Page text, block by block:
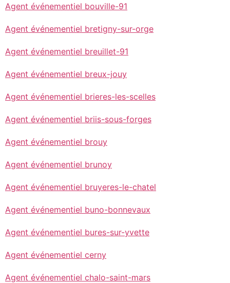
Agent événementiel bouville-91
Agent événementiel bretigny-sur-orge
Agent événementiel breuillet-91
Agent événementiel breux-jouy
Agent événementiel brieres-les-scelles
Agent événementiel briis-sous-forges
Agent événementiel brouy
Agent événementiel brunoy
Agent événementiel bruyeres-le-chatel
Agent événementiel buno-bonnevaux
Agent événementiel bures-sur-yvette
Agent événementiel cerny
Agent événementiel chalo-saint-mars